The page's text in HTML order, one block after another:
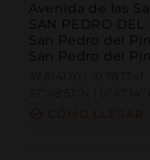
Avenida de las
SAN PEDRO DEL
San Pedro del
San Pedro del